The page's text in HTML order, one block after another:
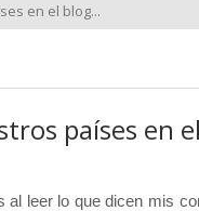
en el blog...
países en
leer lo que dicen mis